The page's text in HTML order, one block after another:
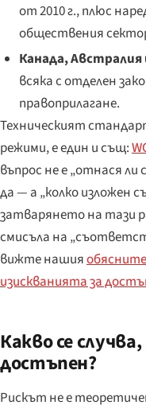
от 2010 г., плюс
обществения
Канада, Австралия
всяка с отделен
правоприлагане.
Техническият
режими, е един и същ:
въпрос не е „отнася
да — а „колко изложен
затварянето на тази
смисъла на
вижте нашия
изискванията за
Какво се
достъпен?
Рискът не е